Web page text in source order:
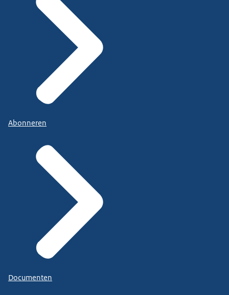
Abonneren
Documenten